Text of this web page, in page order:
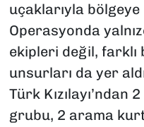
uçaklarıyla
Operasyonda
ekipleri değil,
unsurları da yer
Türk Kızılayı’ndan
grubu, 2 arama